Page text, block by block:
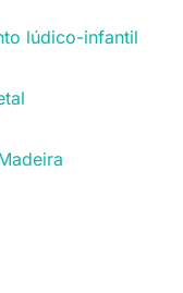
lúdico-infantil